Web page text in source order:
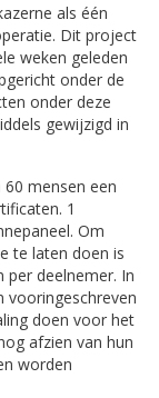
als één
Dit project
weken geleden
onder de
onder deze
gewijzigd in
mensen een
1
Om
te laten doen is
per deelnemer. In
vooringeschreven
doen voor het
afzien van hun
worden